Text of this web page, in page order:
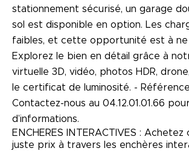
stationnement sécurisé, un garage
sol est disponible en option. Les
faibles, et cette opportunité est à ne
Explorez le bien en détail grâce à
virtuelle 3D, vidéo, photos HDR,
le certificat de luminosité. -
Contactez-nous au 04.12.01.01.66
d’informations.
ENCHERES INTERACTIVES : Achetez
juste prix à travers les enchères